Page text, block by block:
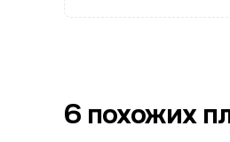
6 похожих